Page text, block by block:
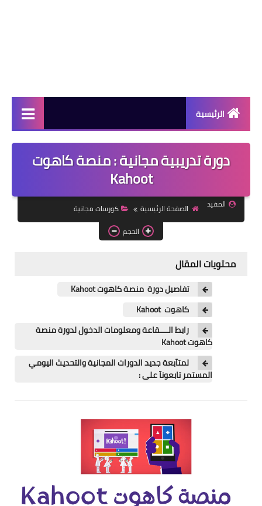
الرئيسية
دورات مجانية
كورسات مجانية
مقالات مفيدة
تعلم اللغات
الوظيفة
الصحة
دورة تدريبية مجانية : منصة كاهوت
Kahoot
المفيد الصفحة الرئيسية
كورسات مجانية
الحجم
محتويات المقال
تفاصيل دورة منصة كاهوت Kahoot
كاهوت Kahoot
رابط الــــقاعة ومعلومات الدخول لدورة منصة
كاهوت Kahoot
لمتآبعة جديد الدورات المجانية والتحديث اليومي
المستمر تابعونآ على :